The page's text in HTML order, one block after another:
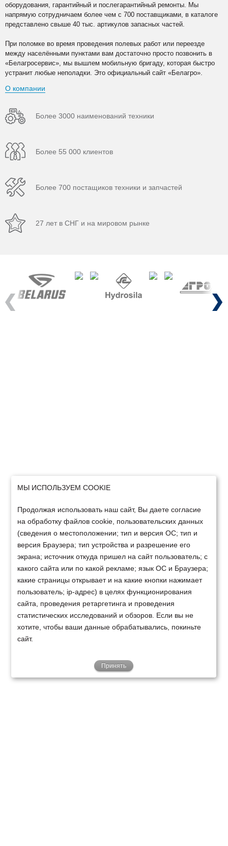
оборудования, гарантийный и послегарантийный ремонты. Мы
напрямую сотрудничаем более чем с 700 поставщиками, в каталоге
представлено свыше 40 тыс. артикулов запасных частей.
При поломке во время проведения полевых работ или переезде
между населёнными пунктами вам достаточно просто позвонить в
«Белагросервис», мы вышлем мобильную бригаду, которая быстро
устранит любые неполадки. Это официальный сайт «Белагро».
О компании
Более 3000 наименований техники
Более 55 000 клиентов
Более 700 постащиков техники и запчастей
27 лет в СНГ и на мировом рынке
Previous Next
МЫ ИСПОЛЬЗУЕМ COOKIE
Продолжая использовать наш сайт, Вы даете согласие
на обработку файлов cookie, пользовательских данных
(сведения о местоположении; тип и версия ОС; тип и
версия Браузера; тип устройства и разрешение его
экрана; источник откуда пришел на сайт пользователь; с
какого сайта или по какой рекламе; язык ОС и Браузера;
какие страницы открывает и на какие кнопки нажимает
пользователь; ip-адрес) в целях функционирования
сайта, проведения ретаргетинга и проведения
статистических исследований и обзоров. Если вы не
хотите, чтобы ваши данные обрабатывались, покиньте
сайт.
Принять